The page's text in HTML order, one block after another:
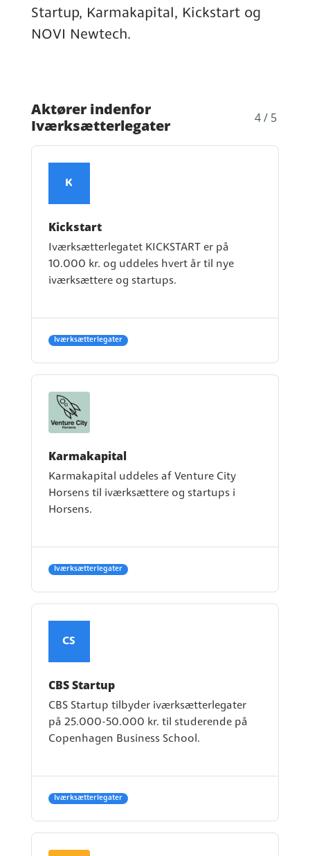
Startup, Karmakapital, Kickstart og
NOVI Newtech.
Aktører indenfor
Iværksætterlegater
4 / 5
K
Kickstart
Iværksætterlegatet KICKSTART er på
10.000 kr. og uddeles hvert år til nye
iværksættere og startups.
Iværksætterlegater
Karmakapital
Karmakapital uddeles af Venture City
Horsens til iværksættere og startups i
Horsens.
Iværksætterlegater
CS
CBS Startup
CBS Startup tilbyder iværksætterlegater
på 25.000-50.000 kr. til studerende på
Copenhagen Business School.
Iværksætterlegater